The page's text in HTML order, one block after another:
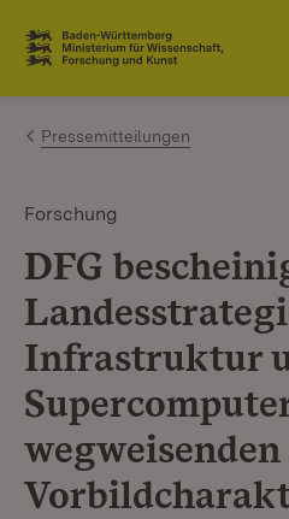
Zum Inhalt springen
Link zur Startseite
Pressemitteilungen
Forschung
DFG
Infrastruktur